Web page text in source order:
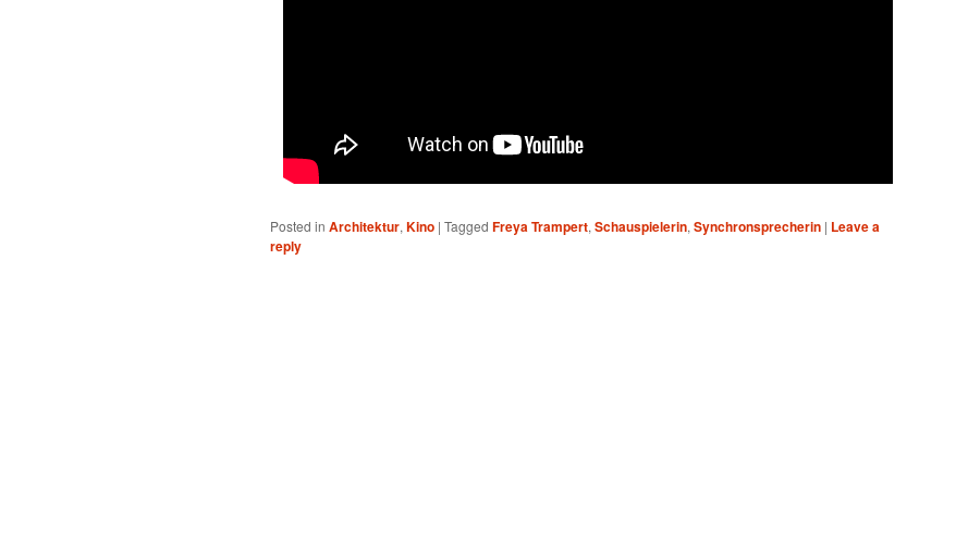
Posted in Architektur, Kino | Tagged Freya Trampert, Schauspielerin, Synchronsprecherin | Leave a
reply